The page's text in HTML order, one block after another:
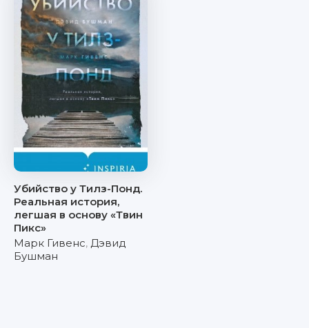
Убийство у Тилз-Понд.
Реальная история,
легшая в основу «Твин
Пикс»
Марк Гивенс, Дэвид
Бушман